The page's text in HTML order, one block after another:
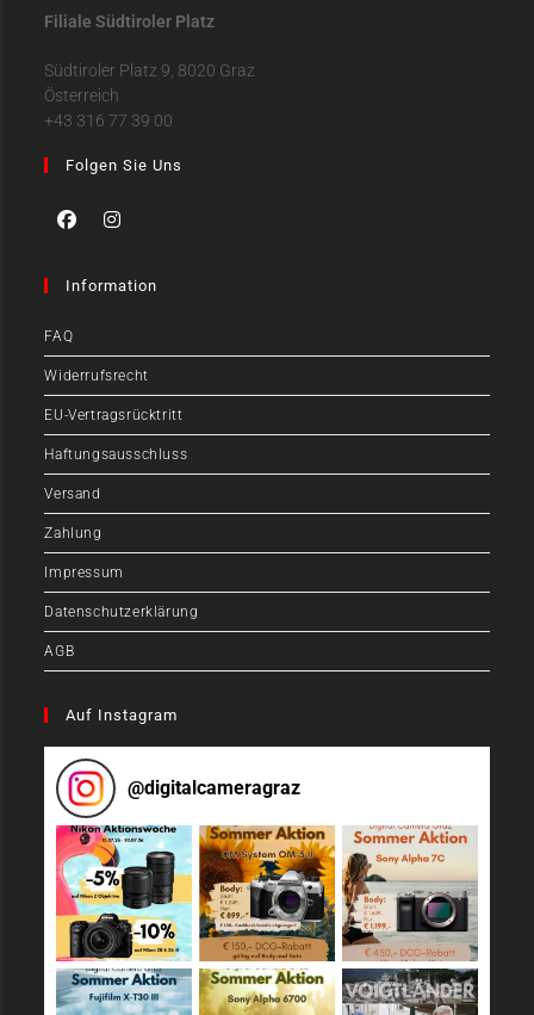
Filiale Südtiroler Platz
Südtiroler Platz 9, 8020 Graz
Österreich
+43 316 77 39 00
Folgen Sie Uns
Information
FAQ
Widerrufsrecht
EU-Vertragsrücktritt
Haftungsausschluss
Versand
Zahlung
Impressum
Datenschutzerklärung
AGB
Auf Instagram
@digitalcameragraz